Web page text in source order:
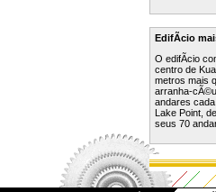
EdifÃ­cio
O edifÃ­cio
centro de
metros mais
arranha-
andares
Lake Point,
seus 70